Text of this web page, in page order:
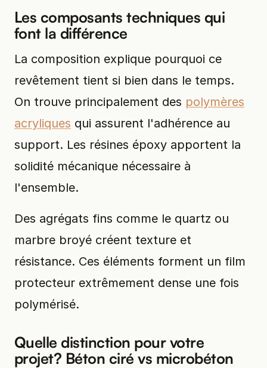
Les composants techniques qui
font la différence
La composition explique pourquoi ce
revêtement tient si bien dans le temps.
On trouve principalement des polymères
acryliques qui assurent l'adhérence au
support. Les résines époxy apportent la
solidité mécanique nécessaire à
l'ensemble.
Des agrégats fins comme le quartz ou
marbre broyé créent texture et
résistance. Ces éléments forment un film
protecteur extrêmement dense une fois
polymérisé.
Quelle distinction pour votre
projet? Béton ciré vs microbéton